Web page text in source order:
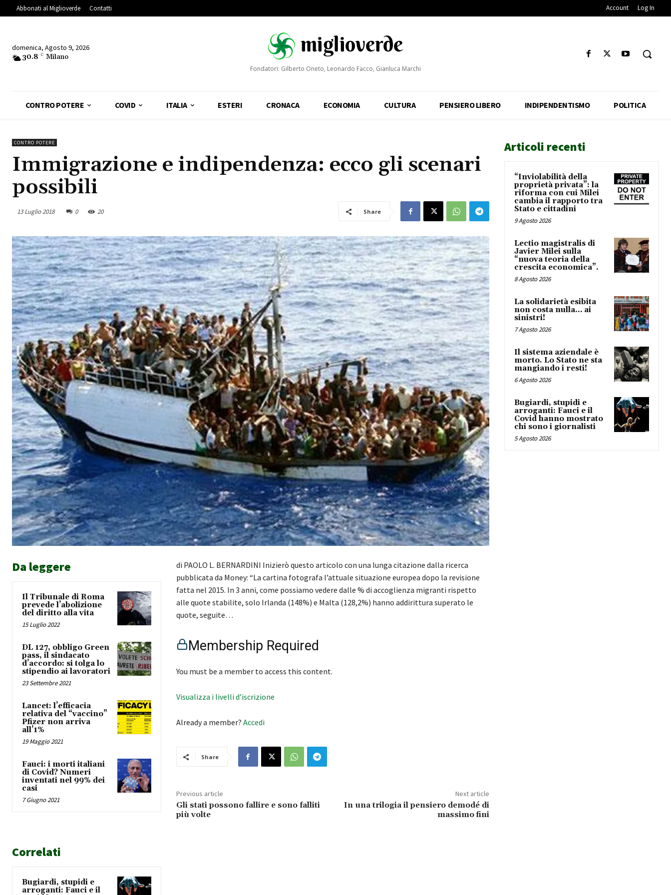
Abbonati al Miglioverde Contatti Account Log In
domenica, Agosto 9, 2026
30.8 C Milano
Fondatori: Gilberto Oneto, Leonardo Facco, Gianluca Marchi
CONTRO POTERE COVID ITALIA ESTERI CRONACA ECONOMIA CULTURA PENSIERO LIBERO INDIPENDENTISMO POLITICA
CONTRO POTERE
Immigrazione e indipendenza: ecco gli scenari
possibili
13 Luglio 2018 0 20 Share
Da leggere
Il Tribunale di Roma
prevede l’abolizione
del diritto alla vita
15 Luglio 2022
DL 127, obbligo Green
pass, il sindacato
d’accordo: si tolga lo
stipendio ai lavoratori
23 Settembre 2021
Lancet: l’efficacia
relativa del “vaccino”
Pfizer non arriva
all’1%
19 Maggio 2021
Fauci: i morti italiani
di Covid? Numeri
inventati nel 99% dei
casi
7 Giugno 2021
di PAOLO L. BERNARDINI Inizierò questo articolo con una lunga citazione dalla ricerca
pubblicata da Money: “La cartina fotografa l’attuale situazione europea dopo la revisione
fatta nel 2015. In 3 anni, come possiamo vedere dalle % di accoglienza migranti rispetto
alle quote stabilite, solo Irlanda (148%) e Malta (128,2%) hanno addirittura superato le
quote, seguite…
Membership Required
You must be a member to access this content.
Visualizza i livelli d’iscrizione
Already a member? Accedi
Share
Previous article
Gli stati possono fallire e sono falliti
più volte
Next article
In una trilogia il pensiero demodé di
massimo fini
Correlati
Bugiardi, stupidi e
arroganti: Fauci e il
Articoli recenti
“Inviolabilità della
proprietà privata”: la
riforma con cui Milei
cambia il rapporto tra
Stato e cittadini
9 Agosto 2026
Lectio magistralis di
Javier Milei sulla
“nuova teoria della
crescita economica”.
8 Agosto 2026
La solidarietà esibita
non costa nulla… ai
sinistri!
7 Agosto 2026
Il sistema aziendale è
morto. Lo Stato ne sta
mangiando i resti!
6 Agosto 2026
Bugiardi, stupidi e
arroganti: Fauci e il
Covid hanno mostrato
chi sono i giornalisti
5 Agosto 2026